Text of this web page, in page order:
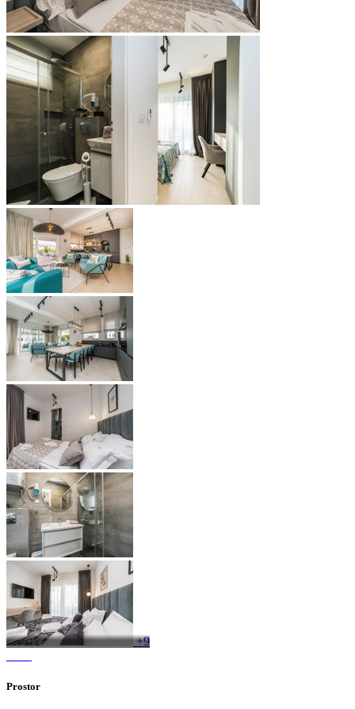
+9
Prostor